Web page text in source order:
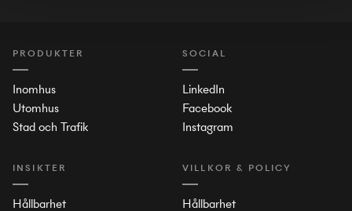
PRODUKTER
Inomhus
Utomhus
Stad och Trafik
INSIKTER
Hållbarhet
SOCIAL
LinkedIn
Facebook
Instagram
VILLKOR & POLICY
Hållbarhet